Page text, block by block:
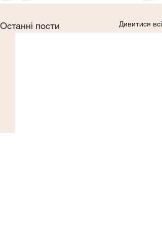
Останні пости Дивитися всі